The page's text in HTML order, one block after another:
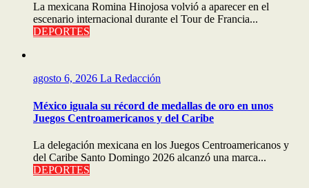
La mexicana Romina Hinojosa volvió a aparecer en el
escenario internacional durante el Tour de Francia...
DEPORTES
agosto 6, 2026 La Redacción
México iguala su récord de medallas de oro en unos
Juegos Centroamericanos y del Caribe
La delegación mexicana en los Juegos Centroamericanos y
del Caribe Santo Domingo 2026 alcanzó una marca...
DEPORTES